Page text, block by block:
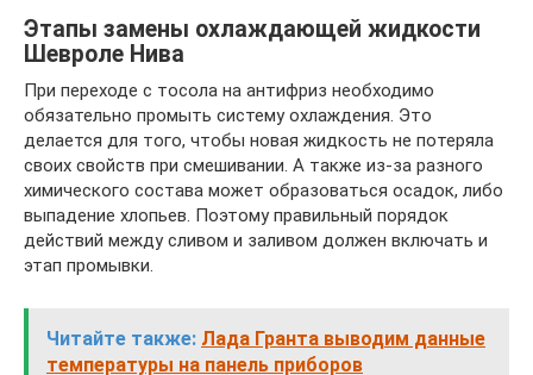
Этапы замены охлаждающей жидкости
Шевроле Нива
При переходе с тосола на антифриз необходимо
обязательно промыть систему охлаждения. Это
делается для того, чтобы новая жидкость не потеряла
своих свойств при смешивании. А также из-за разного
химического состава может образоваться осадок, либо
выпадение хлопьев. Поэтому правильный порядок
действий между сливом и заливом должен включать и
этап промывки.
Читайте также: Лада Гранта выводим данные
температуры на панель приборов